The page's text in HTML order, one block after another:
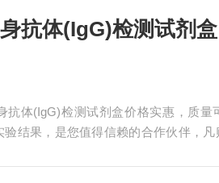
抗体(IgG)检测试剂盒
抗体(IgG)检测试剂盒价格实惠，质量
结果，是您值得信赖的合作伙伴，